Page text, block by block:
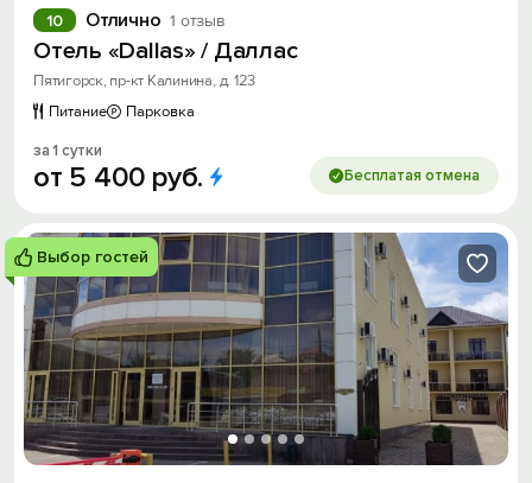
Отлично 1 отзыв
10
Отель «Dallas» / Даллас
Пятигорск, пр-кт Калинина, д. 123
Питание
Парковка
за 1 сутки
от 5 400 руб. Бесплатая отмена
Выбор гостей